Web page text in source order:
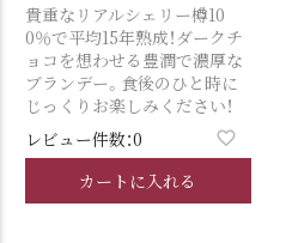
貴重なリアルシェリー樽10
0％で平均15年熟成！ダークチ
ョコを想わせる豊潤で濃厚な
ブランデー。食後のひと時に
じっくりお楽しみください！
レビュー件数：0
カートに入れる